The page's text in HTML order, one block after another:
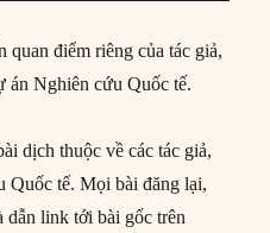
quan điểm riêng của tác giả,
án Nghiên cứu Quốc tế.
dịch thuộc về các tác giả,
Quốc tế. Mọi bài đăng lại,
dẫn link tới bài gốc trên